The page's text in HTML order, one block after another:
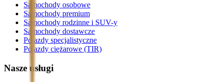
Samochody osobowe
Samochody premium
Samochody rodzinne i SUV-y
Samochody dostawcze
Pojazdy specjalistyczne
Pojazdy ciężarowe (TIR)
Nasze usługi